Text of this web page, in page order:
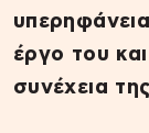
έργο του
συνέχεια